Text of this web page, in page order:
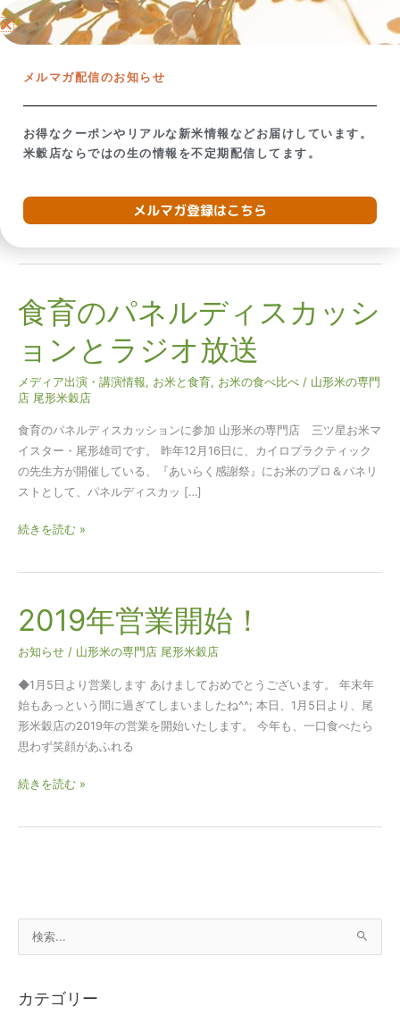
内
容
ネットショップ →
2019年1月
食育のパネルディスカッシ
ョンとラジオ放送
メディア出演・講演情報, お米と食育, お米の食べ比べ / 山形米の専門
店 尾形米穀店
食育のパネルディスカッションに参加 山形米の専門店 三ツ星お米マ
イスター・尾形雄司です。 昨年12月16日に、カイロプラクティック
の先生方が開催している、『あいらく感謝祭』にお米のプロ＆パネリ
ストとして、パネルディスカッ […]
食
育
の
パ
ネ
ル
デ
ィ
ス
カ
シ
ン
ラ
ジ
オ
送
続きを読む »
2019年営業開始！
お知らせ / 山形米の専門店 尾形米穀店
◆1月5日より営業します あけましておめでとうございます。 年末年
始もあっという間に過ぎてしまいましたね^^; 本日、1月5日より、尾
形米穀店の2019年の営業を開始いたします。 今年も、一口食べたら
思わず笑顔があふれる
2019
年
営
開
始！
続きを読む »
象
カテゴリー
メルマガ配信のお知らせ
お得なクーポンやリアルな新米情報などお届けしています。
米穀店ならではの生の情報を不定期配信してます。
メルマガ登録はこちら